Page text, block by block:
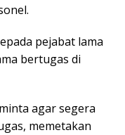
pejabat lama
bertugas di
agar segera
memetakan